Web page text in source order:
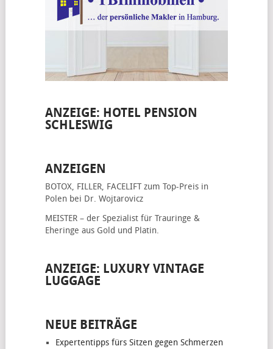
ANZEIGE: HOTEL PENSION
SCHLESWIG
ANZEIGEN
BOTOX, FILLER, FACELIFTzum Top-Preis in
Polen bei Dr. Wojtarovicz
MEISTER – der Spezialist für Trauringe &
Eheringe aus Gold und Platin.
ANZEIGE: LUXURY VINTAGE
LUGGAGE
NEUE BEITRÄGE
Expertentipps fürs Sitzen gegen Schmerzen